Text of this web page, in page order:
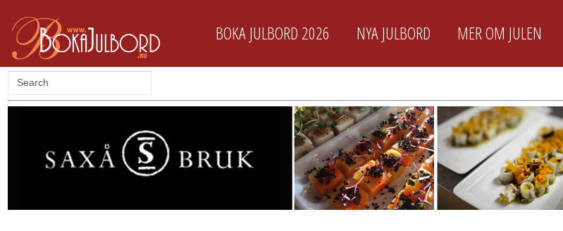
BOKA JULBORD 2026 NYA JULBORD MER OM JULEN